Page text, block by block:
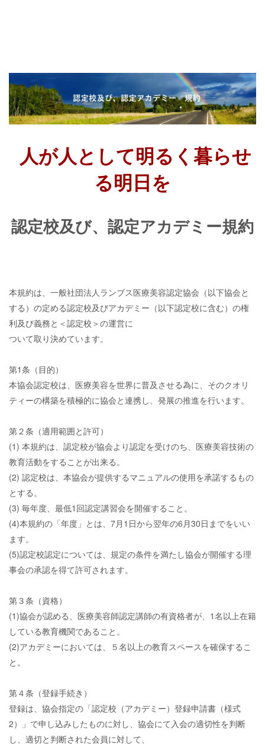
人が人として明るく暮らせ
る明日を
認定校及び、認定アカデミー規約
本規約は、一般社団法人ランブス医療美容認定協会（以下協会と
する）の定める認定校及びアカデミー（以下認定校に含む）の権
利及び義務と＜認定校＞の運営に
ついて取り決めています。
第1条（目的）
本協会認定校は、医療美容を世界に普及させる為に、そのクオリ
ティーの構築を積極的に協会と連携し、発展の推進を行います。
第２条（適用範囲と許可）
(1) 本規約は、認定校が協会より認定を受けのち、医療美容技術の
教育活動をすることが出来る。
(2) 認定校は、本協会が提供するマニュアルの使用を承諾するもの
とする。
(3) 毎年度、最低1回認定講習会を開催すること。
(4)本規約の「年度」とは、7月1日から翌年の6月30日までをいい
ます。
(5)認定校認定については、規定の条件を満たし協会が開催する理
事会の承認を得て許可されます。
第３条（資格）
(1)協会が認める、医療美容師認定講師の有資格者が、1名以上在籍
している教育機関であること。
(2)アカデミーにおいては、５名以上の教育スペースを確保するこ
と。
第４条（登録手続き）
登録は、協会指定の「認定校（アカデミー）登録申請書（様式
2）」で申し込みしたものに対し、協会にて入会の適切性を判断
し、適切と判断された会員に対して、